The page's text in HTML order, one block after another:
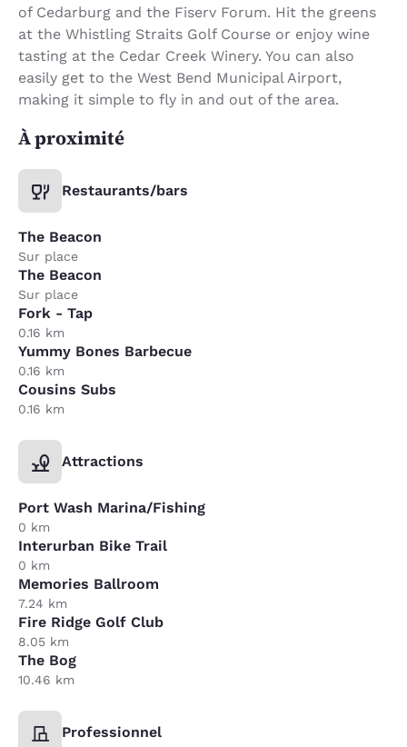
of Cedarburg and the Fiserv Forum. Hit the greens
at the Whistling Straits Golf Course or enjoy wine
tasting at the Cedar Creek Winery. You can also
easily get to the West Bend Municipal Airport,
making it simple to fly in and out of the area.
À proximité
Restaurants/bars
The Beacon
Sur place
The Beacon
Sur place
Fork - Tap
0.16 km
Yummy Bones Barbecue
0.16 km
Cousins Subs
0.16 km
Attractions
Port Wash Marina/Fishing
0 km
Interurban Bike Trail
0 km
Memories Ballroom
7.24 km
Fire Ridge Golf Club
8.05 km
The Bog
10.46 km
Professionnel